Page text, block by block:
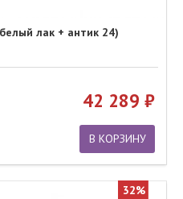
лак + антик 24)
42 289
В КОРЗИНУ
32%